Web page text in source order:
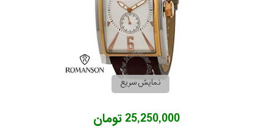
نمایش سریع
25,250,000 تومان